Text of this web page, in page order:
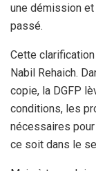
une démission et
passé.
Cette
Nabil Rehaich.
copie, la DGFP
conditions, les
nécessaires pour
ce soit dans le